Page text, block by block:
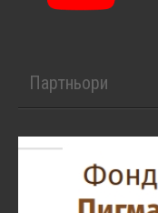
Партньори